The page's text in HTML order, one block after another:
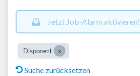
Jetzt Job-Alarm aktivieren!
Disponent
Suche zurücksetzen